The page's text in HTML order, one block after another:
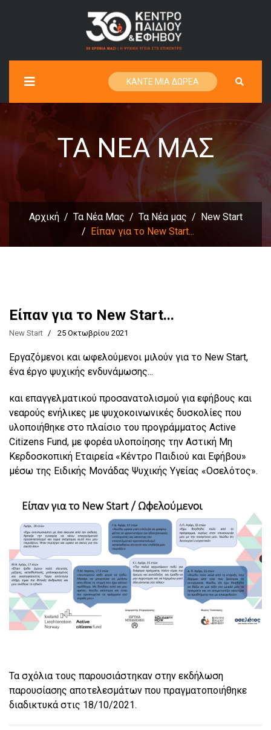
ΚΑΝΤΕ ΜΙΑ ΔΩΡΕΑ
ΤΑ ΝΈΑ ΜΑΣ
Αρχική Τα Νέα Μας Τα Νέα μας
New Start
Είπαν για το New Start...
Είπαν για το New Start...
New Start 25 Οκτωβρίου 2021
Εργαζόμενοι και ωφελούμενοι μιλούν για το New Start,
ένα έργο ψυχικής ενδυνάμωσης...
και επαγγελματικού προσανατολισμού για εφήβους και
νεαρούς ενήλικες με ψυχοκοινωνικές δυσκολίες που
υλοποιήθηκε στο πλαίσιο του προγράμματος Active
Citizens Fund, με φορέα υλοποίησης την Αστική Μη
Κερδοσκοπική Εταιρεία «Κέντρο Παιδιού και Εφήβου»
μέσω της Ειδικής Μονάδας Ψυχικής Υγείας «Οσελότος».
Τα σχόλια τους παρουσιάστηκαν στην εκδήλωση
παρουσίασης αποτελεσμάτων που πραγματοποιήθηκε
διαδικτυκά στις 18/10/2021.